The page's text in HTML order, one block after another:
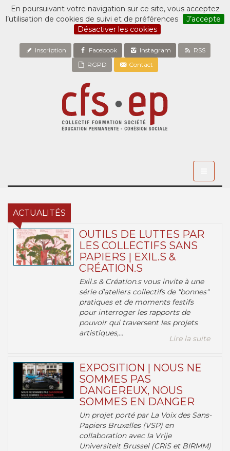
En poursuivant votre navigation sur ce site, vous acceptez
l’utilisation de cookies de suivi et de préférences
J’accepte
Désactiver les cookies
Inscription Facebook Instagram
RSS
RGPD
Contact
ACTUALITÉS
OUTILS DE LUTTES PAR
LES COLLECTIFS SANS
PAPIERS | EXIL.S &
CRÉATION.S
Exil.s & Création.s vous invite à une
série d’ateliers collectifs de "bonnes"
pratiques et de moments festifs
pour interroger les rapports de
pouvoir qui traversent les projets
artistiques,...
Lire la suite
EXPOSITION | NOUS NE
SOMMES PAS
DANGEREUX, NOUS
SOMMES EN DANGER
Un projet porté par La Voix des Sans-
Papiers Bruxelles (VSP) en
collaboration avec la Vrije
Universiteit Brussel (CRiS et BIRMM)